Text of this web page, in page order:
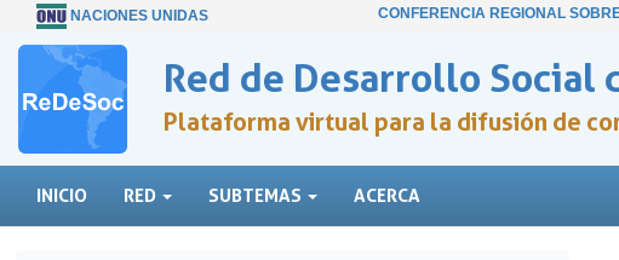
NACIONES UNIDAS CONFERENCIA REGIONAL
Red de Desarrollo Social
Plataforma virtual para la difusión de
INICIO RED SUBTEMAS ACERCA